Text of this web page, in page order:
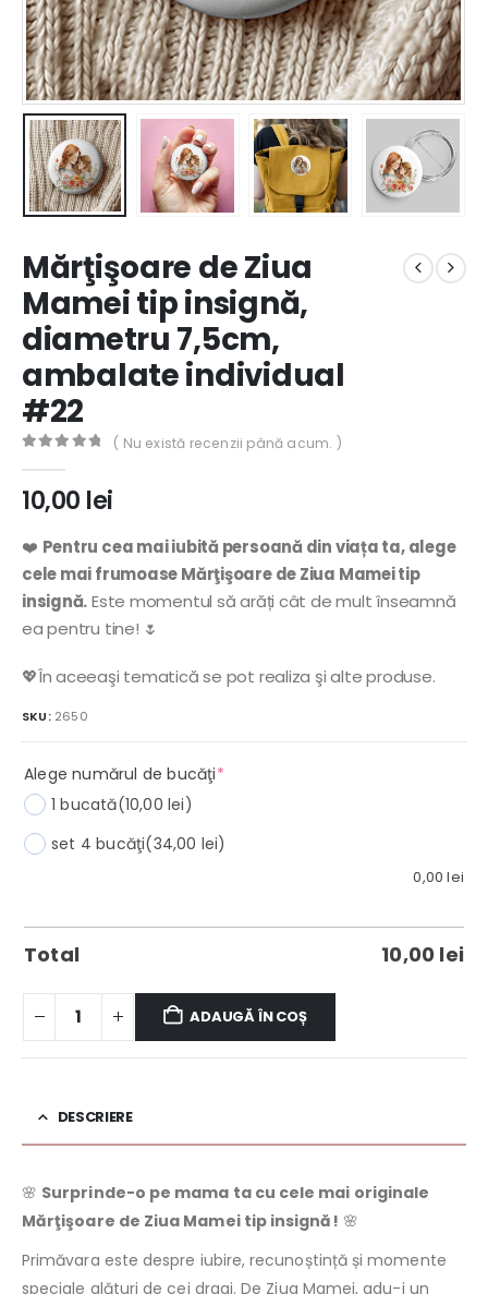
Mărţişoare de Ziua
Mamei tip insignă,
diametru 7,5cm,
ambalate individual
#22
( Nu există recenzii până acum. )
10,00 lei
❤️ Pentru cea mai iubită persoană din viața ta, alege
cele mai frumoase Mărţişoare de Ziua Mamei tip
insignă.Este momentul să arăți cât de mult înseamnă
ea pentru tine! 🌷
💖În aceeaşi tematică se pot realiza şi alte produse.
SKU: 2650
Alege numărul de bucăţi*(required)
1 bucată(10,00 lei)
set 4 bucăţi(34,00 lei)
0,00lei
Total 10,00 lei
ADAUGĂ ÎN COȘ
DESCRIERE
🌸 Surprinde-o pe mama ta cu cele mai originale
Mărţişoare de Ziua Mamei tip insignă! 🌸
Primăvara este despre iubire, recunoștință și momente
speciale alături de cei dragi. De Ziua Mamei, adu-i un